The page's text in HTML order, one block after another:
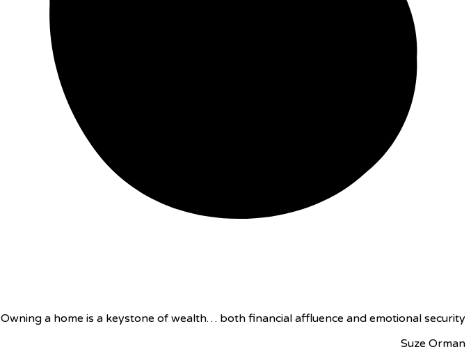
Owning a home is a keystone of wealth… both financial affluence and emotional security.
Suze Orman